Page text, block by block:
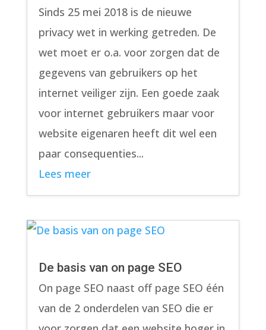
Sinds 25 mei 2018 is de nieuwe
privacy wet in werking getreden. De
wet moet er o.a. voor zorgen dat de
gegevens van gebruikers op het
internet veiliger zijn. Een goede zaak
voor internet gebruikers maar voor
website eigenaren heeft dit wel een
paar consequenties...
Lees meer
De basis van on page SEO
On page SEO naast off page SEO één
van de 2 onderdelen van SEO die er